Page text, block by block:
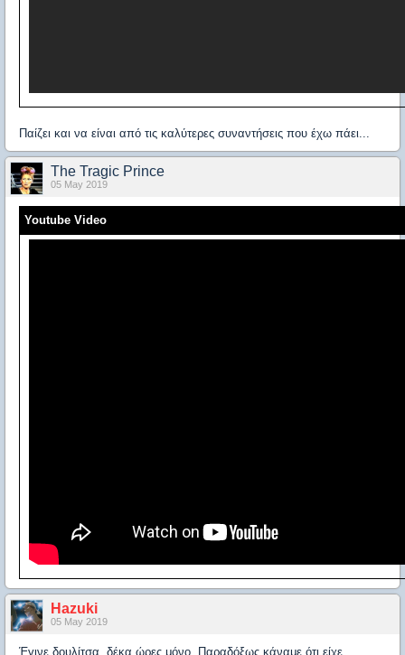
Παίζει και να είναι από τις καλύτερες συναντήσεις που έχω πάει...
The Tragic Prince
05 May 2019
Youtube Video
Hazuki
05 May 2019
Έγινε δουλίτσα, δέκα ώρες μόνο. Παραδόξως κάναμε ότι είχε